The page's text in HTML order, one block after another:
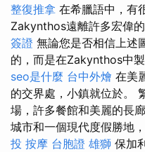
整復推拿 在希臘語中，有
Zakynthos遠離許多宏偉的
簽證 無論您是否相信上述
的，而是在Zakynthos中製
seo是什麼 台中外燴 在美
的交界處，小鎮就位於。
場，許多餐館和美麗的長廊
城市和一個現代度假勝地
投 按摩 台胞證 雄獅 保加